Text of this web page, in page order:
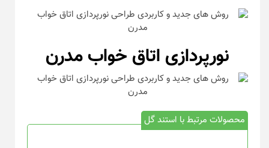
نورپردازی اتاق خواب مدرن
محصولات مرتبط با استند گل